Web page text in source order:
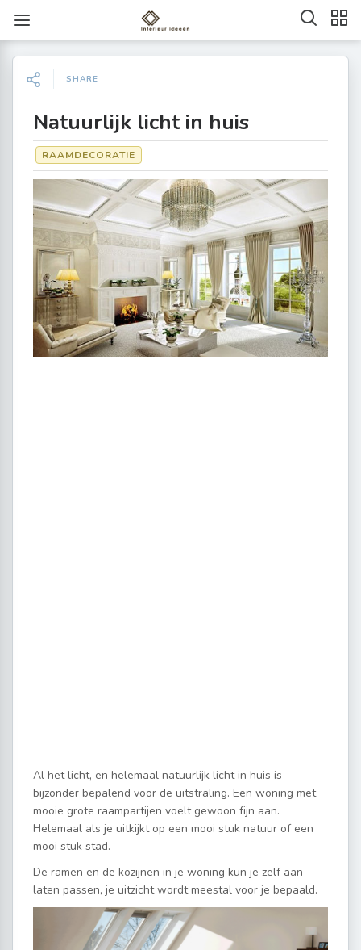
SHARE
Natuurlijk licht in huis
RAAMDECORATIE
Al het licht, en helemaal natuurlijk licht in huis is
bijzonder bepalend voor de uitstraling. Een woning met
mooie grote raampartijen voelt gewoon fijn aan.
Helemaal als je uitkijkt op een mooi stuk natuur of een
mooi stuk stad.
De ramen en de kozijnen in je woning kun je zelf aan
laten passen, je uitzicht wordt meestal voor je bepaald.